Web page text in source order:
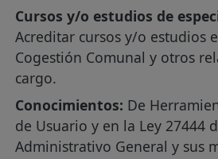
Cursos y/o estudios de
Acreditar cursos y/o estudios
Cogestión Comunal y otros
cargo.
Conocimientos: De
de Usuario y en la Ley 27444
Administrativo General y sus